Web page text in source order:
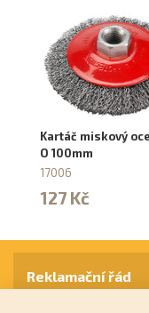
Kartáč miskový
O 100mm
17006
127 Kč
Reklamační řád